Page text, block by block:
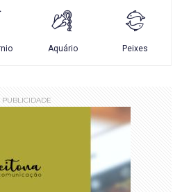
PUBLICIDADE